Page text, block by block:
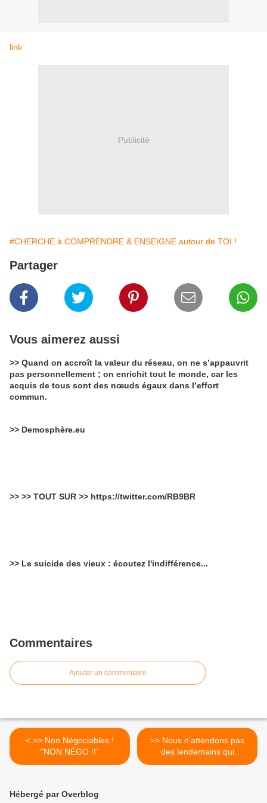
link
Publicité
#CHERCHE à COMPRENDRE & ENSEIGNE autour de TOI !
Partager
Vous aimerez aussi
>> Quand on accroît la valeur du réseau, on ne s’appauvrit
pas personnellement ; on enrichit tout le monde, car les
acquis de tous sont des nœuds égaux dans l’effort
commun.
>> Demosphère.eu
>> >> TOUT SUR >> https://twitter.com/RB9BR
>> Le suicide des vieux : écoutez l'indifférence...
Commentaires
Ajouter un commentaire
< >> Non Négociables !
"NON NÉGO !!"
>> Nous n'attendons pas
des lendemains qui
chantent, la lutte, c'est
Hébergé par Overblog